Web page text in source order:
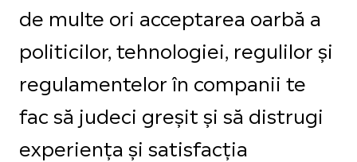
de multe ori acceptarea oarbă a
politicilor, tehnologiei, regulilor și
regulamentelor în companii te
fac să judeci greșit și să distrugi
experiența și satisfacția